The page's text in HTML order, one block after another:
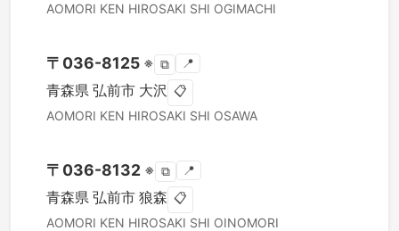
AOMORI KEN HIROSAKI SHI OGIMACHI
〒 036-8125 ※ ⧉ 📍
青森県 弘前市 大沢 📋
AOMORI KEN HIROSAKI SHI OSAWA
〒 036-8132 ※ ⧉ 📍
青森県 弘前市 狼森 📋
AOMORI KEN HIROSAKI SHI OINOMORI